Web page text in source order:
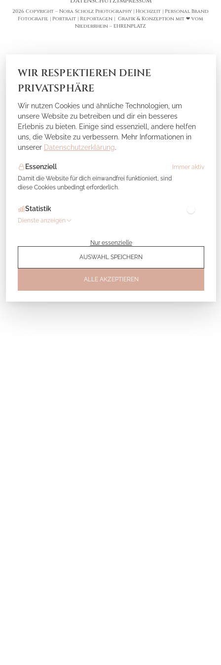
2026 Copyright – Nora Scholz Photography | Hochzeit | Personal Brand
Fotografie | Portrait | Reportagen | Grafik & Konzeption mit ❤ vom
Niederrhein – EHRENPLATZ